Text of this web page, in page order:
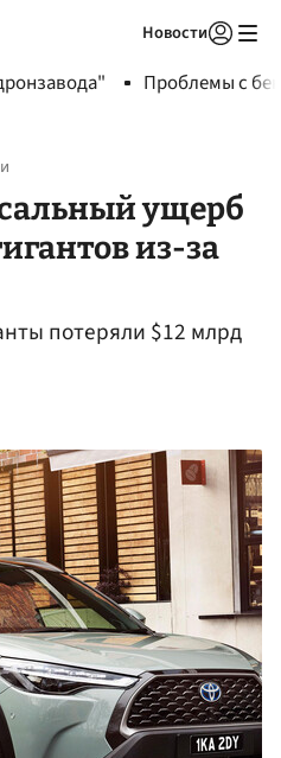
Новости
Проблемы с
ущерб
из-за
потеряли $12 млрд